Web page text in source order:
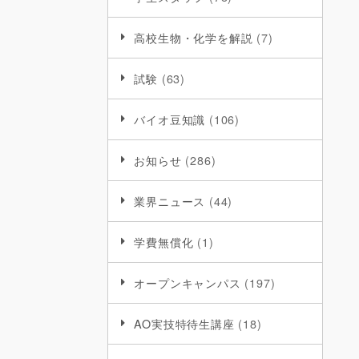
高校生物・化学を解説 (7)
試験 (63)
バイオ豆知識 (106)
お知らせ (286)
業界ニュース (44)
学費無償化 (1)
オープンキャンパス (197)
AO実技特待生講座 (18)